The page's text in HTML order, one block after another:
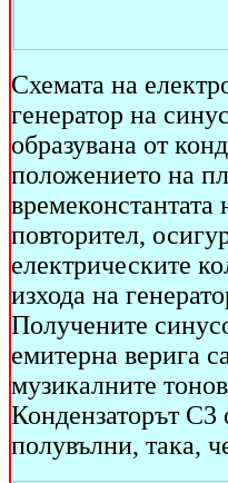
Схемата на
генератор на
образувана от
положението на
повторител,
електрическите
изхода на
Получените
емитерна верига
музикалните
Кондензаторът С3
полувълни, така,